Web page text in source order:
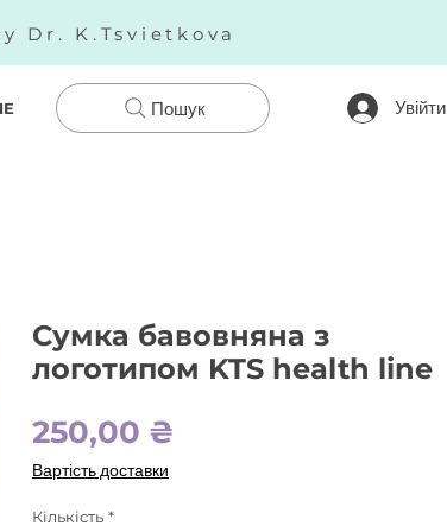
Dr. K.Tsvietkova
Пошук Увійти
Сумка бавовняна з
логотипом KTS health line
250,00 ₴
Вартість доставки
Кількість *